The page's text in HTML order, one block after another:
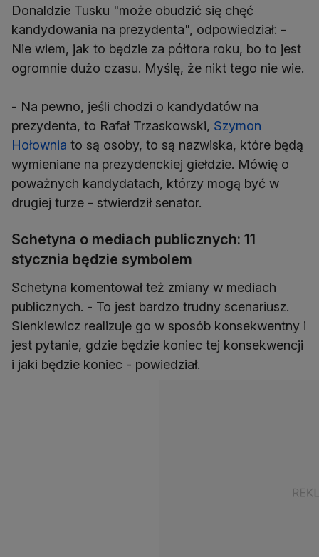
Donaldzie Tusku "może obudzić się chęć
kandydowania na prezydenta", odpowiedział: -
Nie wiem, jak to będzie za półtora roku, bo to jest
ogromnie dużo czasu. Myślę, że nikt tego nie wie.
- Na pewno, jeśli chodzi o kandydatów na
prezydenta, to Rafał Trzaskowski, Szymon
Hołownia to są osoby, to są nazwiska, które będą
wymieniane na prezydenckiej giełdzie. Mówię o
poważnych kandydatach, którzy mogą być w
drugiej turze - stwierdził senator.
Schetyna o mediach publicznych: 11
stycznia będzie symbolem
Schetyna komentował też zmiany w mediach
publicznych. - To jest bardzo trudny scenariusz.
Sienkiewicz realizuje go w sposób konsekwentny i
jest pytanie, gdzie będzie koniec tej konsekwencji
i jaki będzie koniec - powiedział.